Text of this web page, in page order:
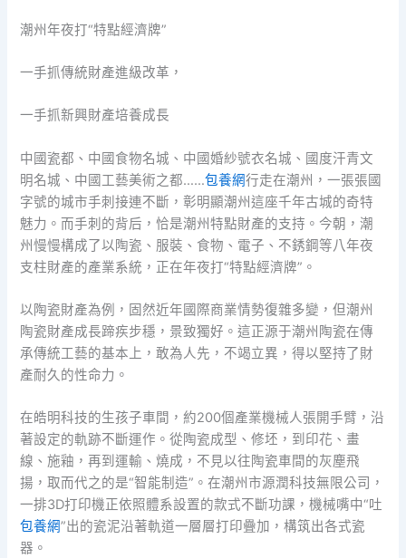
潮州年夜打“特點經濟牌”
一手抓傳統財產進級改革，
一手抓新興財產培養成長
中國瓷都、中國食物名城、中國婚紗號衣名城、國度汗青文
明名城、中國工藝美術之都……包養網行走在潮州，一張張國
字號的城市手刺接連不斷，彰明顯潮州這座千年古城的奇特
魅力。而手刺的背后，恰是潮州特點財產的支持。今朝，潮
州慢慢構成了以陶瓷、服裝、食物、電子、不銹鋼等八年夜
支柱財產的產業系統，正在年夜打“特點經濟牌”。
以陶瓷財產為例，固然近年國際商業情勢復雜多變，但潮州
陶瓷財產成長蹄疾步穩，景致獨好。這正源于潮州陶瓷在傳
承傳統工藝的基本上，敢為人先，不竭立異，得以堅持了財
產耐久的性命力。
在皓明科技的生孩子車間，約200個產業機械人張開手臂，沿
著設定的軌跡不斷運作。從陶瓷成型、修坯，到印花、畫
線、施釉，再到運輸、燒成，不見以往陶瓷車間的灰塵飛
揚，取而代之的是“智能制造”。在潮州市源潤科技無限公司，
一排3D打印機正依照體系設置的款式不斷功課，機械嘴中“吐
包養網”出的瓷泥沿著軌道一層層打印疊加，構筑出各式瓷
器。